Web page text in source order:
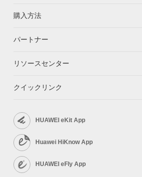
購入方法
パートナー
リソースセンター
クイックリンク
HUAWEI eKit App
Huawei HiKnow App
HUAWEI eFly App